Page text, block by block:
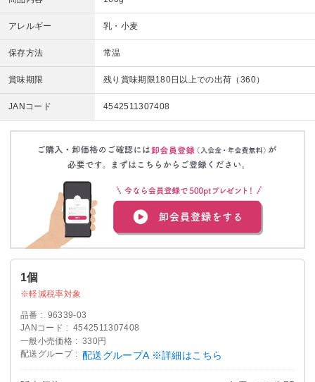
アレルギー 乳・小麦
保存方法 常温
賞味期限 残り賞味期限180日以上での出荷（360）
JANコード 4542511307408
1個
軽減税率対象
品番
96339-03
JANコード
4542511307408
一般小売価格
330円
配送グループ
配送グループA ※詳細はこちら